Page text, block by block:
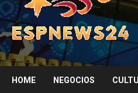
HOME NEGOCIOS